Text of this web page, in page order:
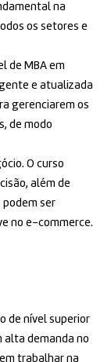
na
os setores e
de MBA em
e atualizada
gerenciarem os
de modo
O curso
além de
ser
no e-commerce.
de nível superior
alta demanda no
trabalhar na